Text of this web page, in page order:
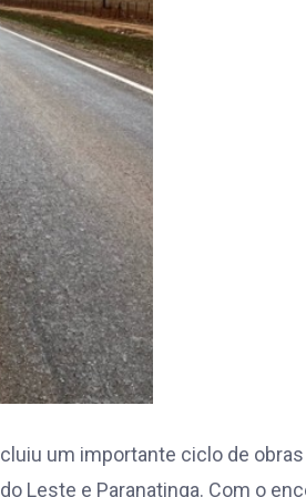
um importante ciclo de
Leste e Paranatinga. Com o